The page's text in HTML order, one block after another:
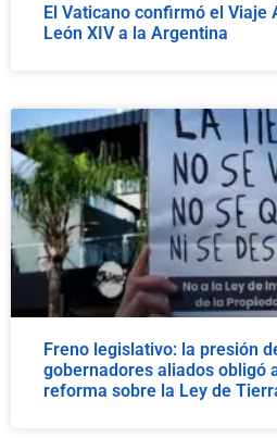
El Vaticano confirmó el Viaje
León XIV a la Argentina
Freno legislativo: la presión
gobernadores aliados obligó
reforma sobre la Ley de